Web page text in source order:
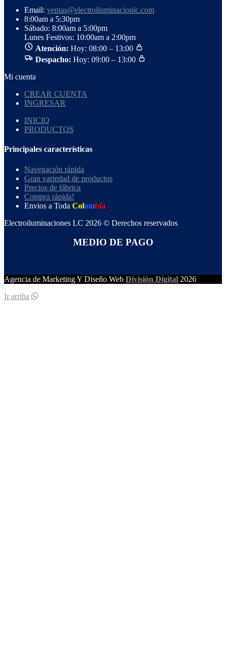
Email: ventas@electroiluminacionlc.com
8:00am a 5:30pm
Sábado: 8:00am a 5:00pm
Lunes Festivos: 10:00am a 2:00pm
Atención: Hoy: 08:00 – 13:00
Despacho: Hoy: 09:00 – 13:00
Mi cuenta
CREAR CUENTA
INGRESAR
INICIO
PRODUCTOS
Principales características
Navegación rápida
Gran variedad de productos
Precios de fábrica
Compra rápida!
Envios a Toda Colombia
Electroiluminaciones LC 2026 © Derechos reservados
MEDIO DE PAGO
Agencia de Marketing Y Diseño Web División Digital 2026
Ir arriba